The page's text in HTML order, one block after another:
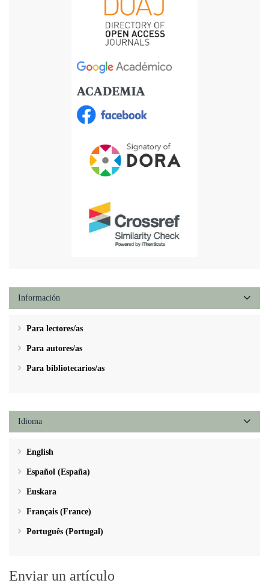
Información
Para lectores/as
Para autores/as
Para bibliotecarios/as
Idioma
English
Español (España)
Euskara
Français (France)
Português (Portugal)
Enviar un artículo